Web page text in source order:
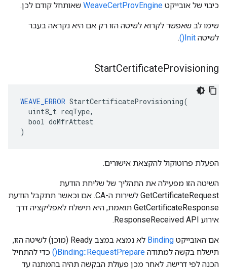
כיבוי של אובייקט WeaveCertProvEngine שאותחל קודם לכן.
שימו לב שאפשר לקרוא לשיטה הזו רק אם היא נקראה בעבר
לשיטה Init()
.
StartCertificateProvisioning
WEAVE_ERROR StartCertificateProvisioning(
  uint8_t reqType,
  bool doMfrAttest
)
הפעלת פרוטוקול להקצאת אישורים.
השיטה הזו מפעילה את התהליך של שליחת הודעת
GetCertificateRequest לשירות ה-CA. אם וכאשר תתקבל הודעת
GetCertificateResponse תואמת, היא תישלח לאפליקציה דרך
אירוע ResponseReceived API.
אם האובייקט Binding
לא נמצא במצב Ready (מוכן) לשיטה הזו,
תישלח בקשה למתודה Binding::RequestPrepare()
כדי להתחיל
הכנה לפי דרישה. לאחר מכן פעולת הבקשה תהיה בהמתנה עד